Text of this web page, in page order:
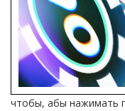
чтобы, абы нажимать